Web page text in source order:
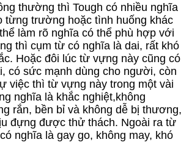
thường thì Tough có nhiều nghĩa
từng trường hoặc tình huống khác
làm rõ nghĩa có thể phù hợp với
thì cụm từ có nghĩa là dai, rất khó
Hoặc đôi lúc từ vựng này cũng có
có sức mạnh dùng cho người, còn
việc thì từ vựng này trong một vài
nghĩa là khắc nghiệt,không
rắn, bền bỉ và không dễ bị thương,
đựng được thử thách. Ngoài ra từ
nghĩa là gay go, không may, khó